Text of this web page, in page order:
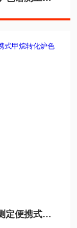
HH-790CH4-GC大气中一氧化碳测定便携式甲烷转化炉色谱仪